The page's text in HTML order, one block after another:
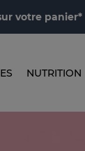
votre panier*
NUTRITION